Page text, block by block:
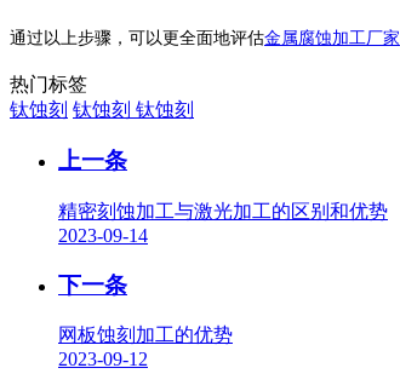
通过以上步骤，可以更全面地评估金属腐蚀加工厂家
热门标签
钛蚀刻 钛蚀刻 钛蚀刻
上一条
精密刻蚀加工与激光加工的区别和优势
2023-09-14
下一条
网板蚀刻加工的优势
2023-09-12